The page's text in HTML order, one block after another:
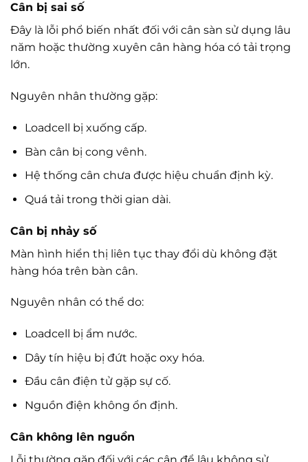
Cân bị sai số
Đây là lỗi phổ biến nhất đối với cân sàn sử dụng lâu
năm hoặc thường xuyên cân hàng hóa có tải trọng
lớn.
Nguyên nhân thường gặp:
Loadcell bị xuống cấp.
Bàn cân bị cong vênh.
Hệ thống cân chưa được hiệu chuẩn định kỳ.
Quá tải trong thời gian dài.
Cân bị nhảy số
Màn hình hiển thị liên tục thay đổi dù không đặt
hàng hóa trên bàn cân.
Nguyên nhân có thể do:
Loadcell bị ẩm nước.
Dây tín hiệu bị đứt hoặc oxy hóa.
Đầu cân điện tử gặp sự cố.
Nguồn điện không ổn định.
Cân không lên nguồn